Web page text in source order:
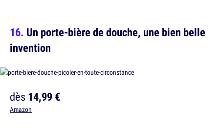
Un porte-bière de douche, une bien belle
invention
dès14,99 €
Amazon